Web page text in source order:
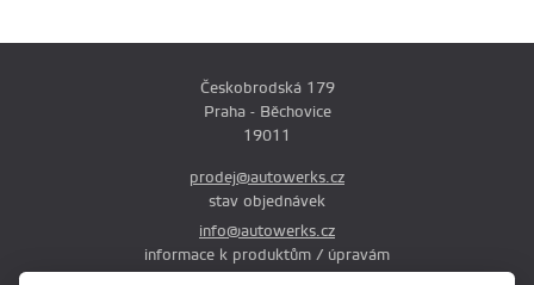
Českobrodská 179
Praha - Běchovice
19011
prodej@autowerks.cz
stav objednávek
info@autowerks.cz
informace k produktům / úpravám